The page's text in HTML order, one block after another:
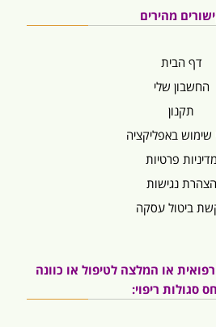
מהירים
דף הבית
החשבון שלי
תקנון
שימוש באפליקציה
מדיניות פרטיות
הצהרת נגישות
ביטול עסקה
או המלצה לטיפול או כוונה
סגולות ריפוי: